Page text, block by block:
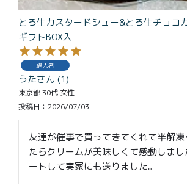
とろ生カスタードシュー&とろ生チョコ
ギフトBOX入
購入者
うた 1
東京都30代 女性
投稿日
2026/07/03
友達が催事で買ってきてくれて半解
たらクリームが美味しくて感動しま
ートして実家にも送りました。